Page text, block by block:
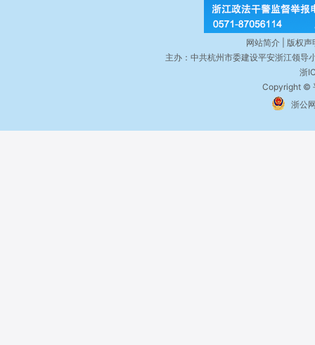
网站简介 | 版权
主办：中共杭州市委建设平安浙江领导
浙
Copyright ©
浙公